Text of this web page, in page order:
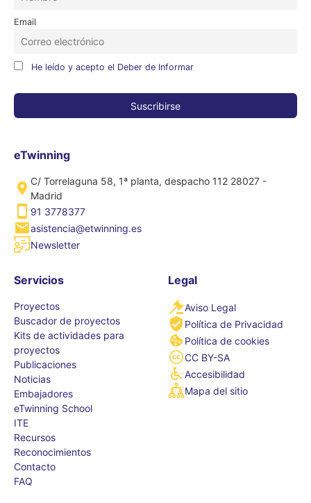
Email
He leído y acepto el Deber de Informar
eTwinning
C/ Torrelaguna 58, 1ª planta, despacho 112 28027 -
Madrid
91 3778377
asistencia@etwinning.es
Newsletter
Servicios
Proyectos
Buscador de proyectos
Kits de actividades para
proyectos
Publicaciones
Noticias
Embajadores
eTwinning School
ITE
Recursos
Reconocimientos
Contacto
FAQ
Legal
Aviso Legal
Política de Privacidad
Política de cookies
CC BY-SA
Accesibilidad
Mapa del sitio